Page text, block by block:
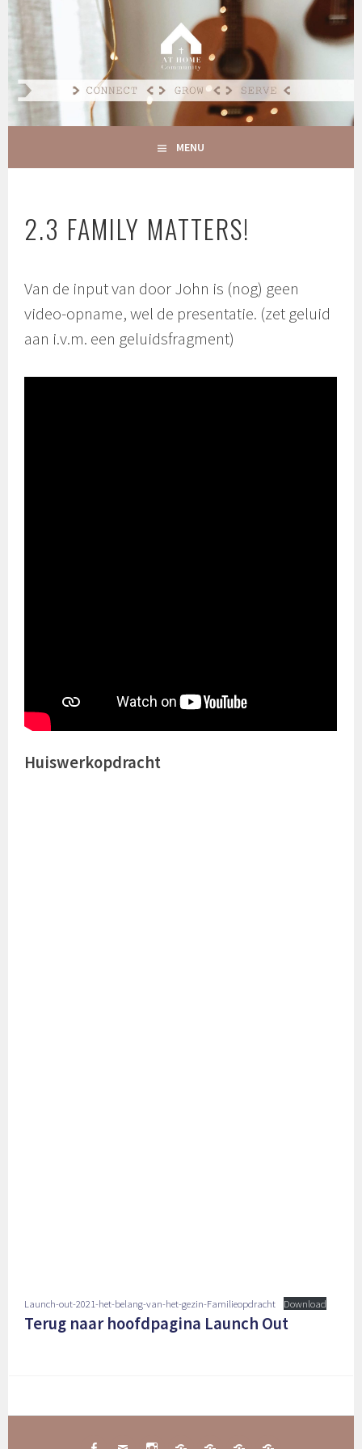
Spring
inhoud
AT HOME COMMUNITY
CONNECT GROW SERVE
MENU
2.3 FAMILY MATTERS!
Van de input van door John is (nog) geen
video-opname, wel de presentatie. (zet geluid
aan i.v.m. een geluidsfragment)
Huiswerkopdracht
Launch-out-2021-het-belang-van-het-gezin-Familieopdracht Download
Terug naar hoofdpagina Launch Out